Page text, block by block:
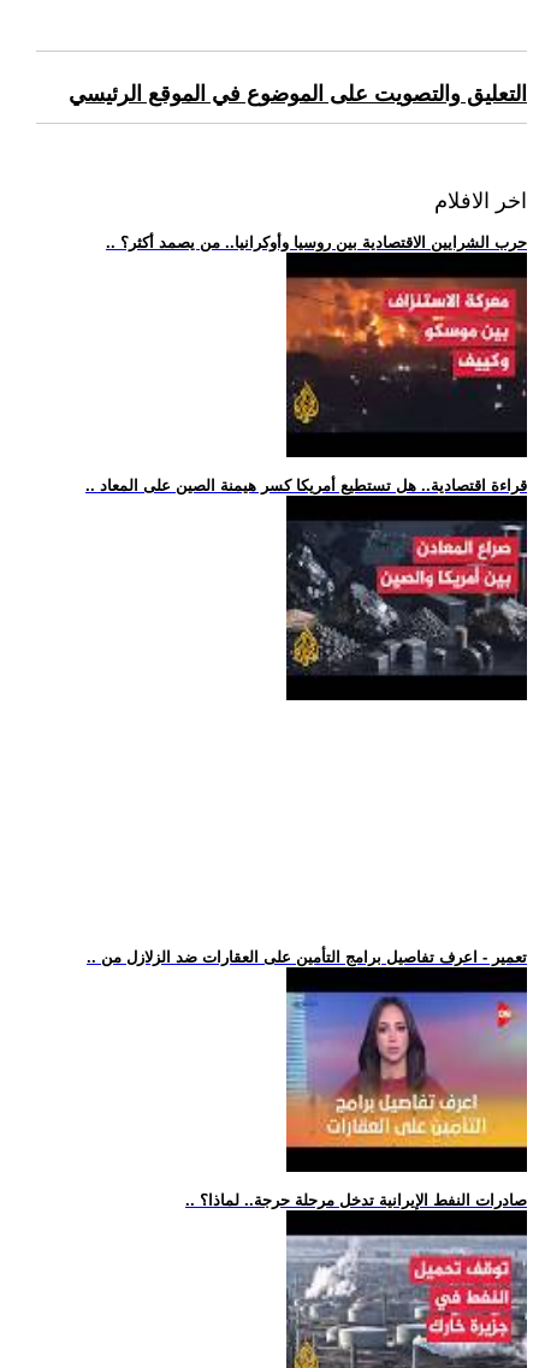
التعليق والتصويت على الموضوع في الموقع الرئيسي
اخر الافلام
.. حرب الشرايين الاقتصادية بين روسيا وأوكرانيا.. من يصمد أكثر؟
.. قراءة اقتصادية.. هل تستطيع أمريكا كسر هيمنة الصين على المعاد
.. تعمير - اعرف تفاصيل برامج التأمين على العقارات ضد الزلازل من
.. صادرات النفط الإيرانية تدخل مرحلة حرجة.. لماذا؟